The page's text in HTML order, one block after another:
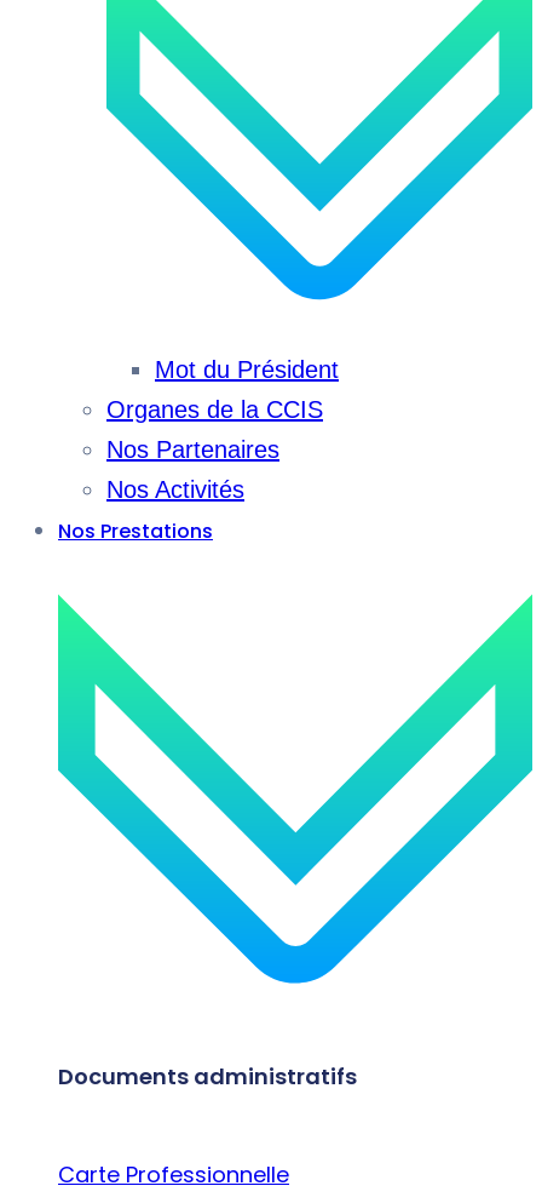
Mot du Président
Organes de la CCIS
Nos Partenaires
Nos Activités
Nos Prestations
Documents administratifs
Carte Professionnelle